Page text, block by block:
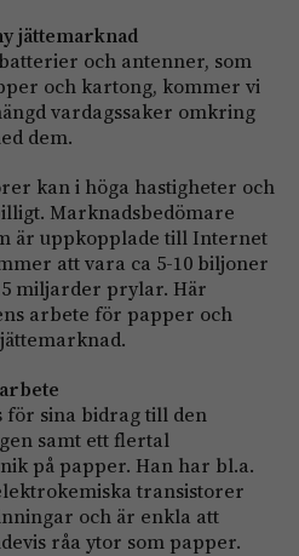
jättemarknad
och antenner, som
och kartong, kommer vi
vardagssaker omkring
dem.
kan i höga hastigheter och
Marknadsbedömare
är uppkopplade till Internet
att vara ca 5-10 biljoner
miljarder prylar. Här
arbete för papper och
för sina bidrag till den
samt ett flertal
på papper. Han har bl.a.
transistorer
och är enkla att
råa ytor som papper.